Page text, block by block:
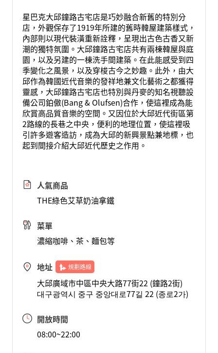
星巴克大邱鐘路古宅店是巧妙融合新舊的特別分
店，外觀保存了1919年所建的舊時韓屋建築樣式，
內部則以現代裝潢重新詮釋，呈現出古色古香又新
潮的獨特氛圍。大邱鐘路古宅店共有兩棟韓屋與庭
園，以及另建的一棟洗手間建築。在此能感受到四
季變化之風景，以及穿梭古今之妙趣。此外，由大
邱作為韓國近代音樂的發祥地兼文化藝術之都獲得
靈感，大邱鐘路古宅店也特別與丹麥的知名視聽設
備公司鉑傲(Bang & Olufsen)合作，使這裡成為能
欣賞高品質音樂的空間。又因位於大邱近代街區第
2路線的長巷之中央，便利的地理位置，使這裡吸
引許多遊客造訪，成為大邱的新興景點兼地標，也
起到間接介紹大邱近代歷史之作用。
人氣商品
THE綠色艾草奶油拿鐵
菜單
濃縮咖啡、茶、麵包等
地址 規劃路線
大邱廣域市中區中央大路77街22 (鐘路2街)
대구광역시 중구 중앙대로77길 22 (종로2가)
開放時間
08:00~22:00